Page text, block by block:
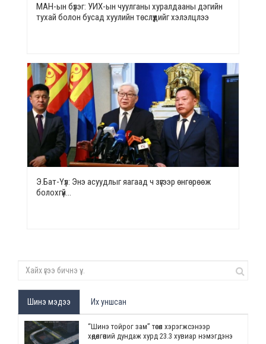
МАН-ын бүлэг: УИХ-ын чуулганы хуралдааны дэгийн
тухай болон бусад хуулийн төслүүдийг хэлэлцлээ
Э.Бат-Үүл: Энэ асуудлыг яагаад ч зүгээр өнгөрөөж
болохгүй…
Шинэ мэдээ Их уншсан
“Шинэ тойрог зам” төсөл хэрэгжсэнээр
хөдөлгөөний дундаж хурд 23.3 хувиар нэмэгдэнэ